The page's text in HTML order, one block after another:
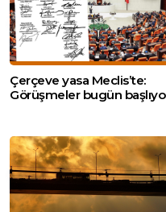
Çerçeve yasa Meclis’te:
Görüşmeler bugün